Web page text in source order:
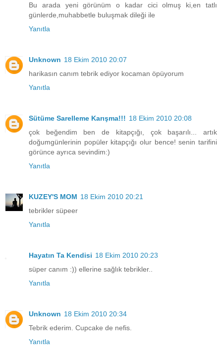
Bu arada yeni görünüm o kadar cici olmuş ki,en tatlı
günlerde,muhabbetle buluşmak dileği ile
Yanıtla
Unknown 18 Ekim 2010 20:07
harikasın canım tebrik ediyor kocaman öpüyorum
Yanıtla
Sütüme Sarelleme Karışma!!! 18 Ekim 2010 20:08
çok beğendim ben de kitapçığı, çok başarılı... artık
doğumgünlerinin popüler kitapçığı olur bence! senin tarifini
görünce ayrıca sevindim:)
Yanıtla
KUZEY'S MOM 18 Ekim 2010 20:21
tebrikler süpeer
Yanıtla
Hayatın Ta Kendisi 18 Ekim 2010 20:23
süper canım :)) ellerine sağlık tebrikler..
Yanıtla
Unknown 18 Ekim 2010 20:34
Tebrik ederim. Cupcake de nefis.
Yanıtla